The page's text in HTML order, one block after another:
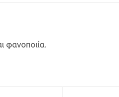
φανοποιία.